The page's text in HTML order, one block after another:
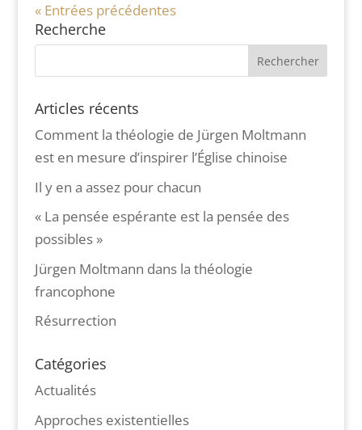
« Entrées précédentes
Recherche
Articles récents
Comment la théologie de Jürgen Moltmann
est en mesure d’inspirer l’Église chinoise
Il y en a assez pour chacun
« La pensée espérante est la pensée des
possibles »
Jürgen Moltmann dans la théologie
francophone
Résurrection
Catégories
Actualités
Approches existentielles